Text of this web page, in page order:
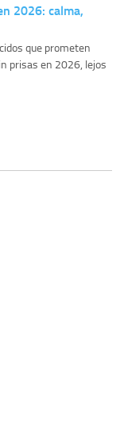
2026: calma,
que prometen
prisas en 2026, lejos